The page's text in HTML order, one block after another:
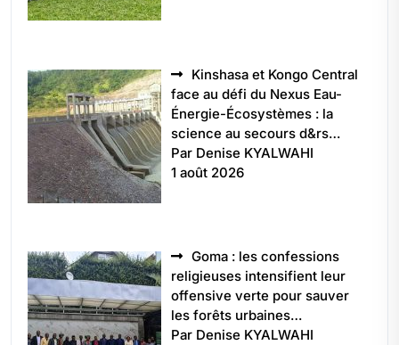
Kinshasa et Kongo Central
face au défi du Nexus Eau-
Énergie-Écosystèmes : la
science au secours d&rs…
Par Denise KYALWAHI
1 août 2026
Goma : les confessions
religieuses intensifient leur
offensive verte pour sauver
les forêts urbaines…
Par Denise KYALWAHI